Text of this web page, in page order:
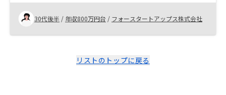
30代後半 / 年収800万円台 / フォースタートアップス株式会社
リストのトップに戻る